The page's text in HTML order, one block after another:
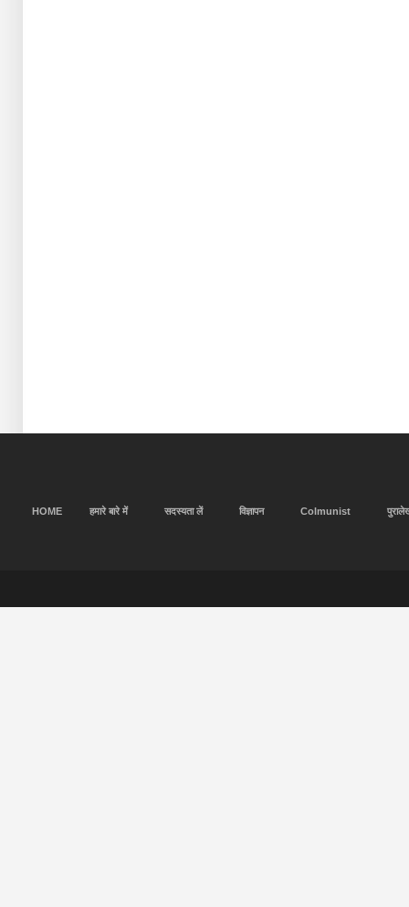
HOME हमारे बारे में सदस्यता लें विज्ञापन Colmunist